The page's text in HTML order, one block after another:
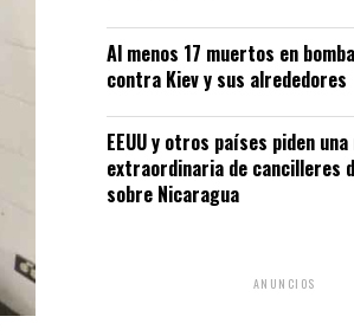
Al menos 17 muertos en
contra Kiev y sus alrededores
EEUU y otros países piden
extraordinaria de cancilleres
sobre Nicaragua
ANUNCIOS